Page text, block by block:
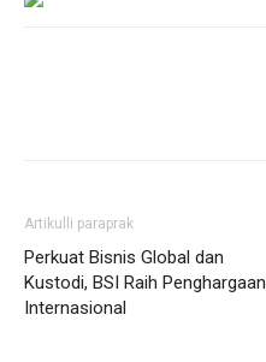
Artikulli paraprak
Perkuat Bisnis Global dan
Kustodi, BSI Raih Penghargaan
Internasional